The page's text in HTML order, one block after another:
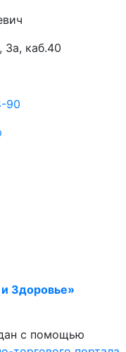
3а, каб.40
90
Здоровье»
с помощью